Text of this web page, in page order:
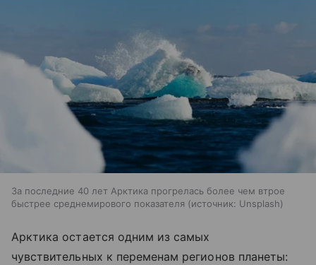
За последние 40 лет Арктика прогрелась более чем втрое
быстрее среднемирового показателя
источник: Unsplash
Арктика остается одним из самых
чувствительных к переменам регионов планеты: